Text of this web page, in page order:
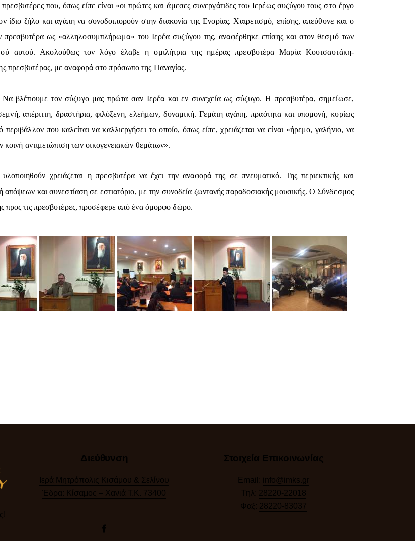
που, όπως είπε είναι «οι πρώτες και άμεσες συνεργάτιδες του Ιερέως συζύγου τους στο έργο
ίδιο ζήλο και αγάπη να συνοδοιπορούν στην διακονία της Ενορίας. Χαιρετισμό, επίσης, απεύθυνε και ο
ως «αλληλοσυμπλήρωμα» του Ιερέα συζύγου της, αναφέρθηκε επίσης και στον θεσμό των
αυτού. Ακολούθως τον λόγο έλαβε η ομιλήτρια της ημέρας πρεσβυτέρα Μαρία Κουτσαυτάκη-
πρεσβυτέρας, με αναφορά στο πρόσωπο της Παναγίας.
βλέπουμε τον σύζυγο μας πρώτα σαν Ιερέα και εν συνεχεία ως σύζυγο. Η πρεσβυτέρα, σημείωσε,
απέριττη, δραστήρια, φιλόξενη, ελεήμων, δυναμική. Γεμάτη αγάπη, πραότητα και υπομονή, κυρίως
που καλείται να καλλιεργήσει το οποίο, όπως είπε, χρειάζεται να είναι «ήρεμο, γαλήνιο, να
κοινή αντιμετώπιση των οικογενειακών θεμάτων».
χρειάζεται η πρεσβυτέρα να έχει την αναφορά της σε πνευματικό. Της περιεκτικής και
και συνεστίαση σε εστιατόριο, με την συνοδεία ζωντανής παραδοσιακής μουσικής. Ο Σύνδεσμος
προς τις πρεσβυτέρες, προσέφερε από ένα όμορφο δώρο.
Διεύθυνση
Ιερά Μητρόπολις Κισάμου & Σελίνου
Έδρα: Κίσαμος – Χανιά Τ.Κ. 73400
Στοιχεία Επικοινωνίας
Email: info@imks.gr
Τηλ: 28220-22018
Φαξ: 28220-83037